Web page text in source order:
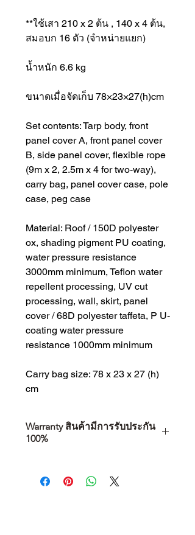
**ใช้เสา 210 x 2 ต้น , 140 x 4 ต้น,
สมอบก 16 ตัว (จำหน่ายแยก)
น้ำหนัก 6.6 kg
ขนาดเมื่อจัดเก็บ 78×23×27(h)cm
Set contents: Tarp body, front
panel cover A, front panel cover
B, side panel cover, flexible rope
(9m x 2, 2.5m x 4 for two-way),
carry bag, panel cover case, pole
case, peg case
Material: Roof / 150D polyester
ox, shading pigment PU coating,
water pressure resistance
3000mm minimum, Teflon water
repellent processing, UV cut
processing, wall, skirt, panel
cover / 68D polyester taffeta, P U-
coating water pressure
resistance 1000mm minimum
Carry bag size: 78 x 23 x 27 (h)
cm
Warranty สินค้ามีการรับประกัน
100%
คุณตัดสินใจซื้อ แต่รวมไปถึง
“ประสบการณ์หลังการใช้งาน” ใน